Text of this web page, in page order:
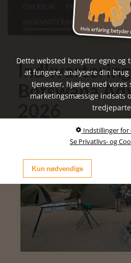
PROGRAM
INDKVARTERINGER
PRAKTISKE
Botswana
Dette websted benytter egne og
at fungere, analysere din
tjenester, hjælpe med vores
marketingsmæssige indsats
Indstillinger for
Se Privatlivs- og
Kun nødvendige